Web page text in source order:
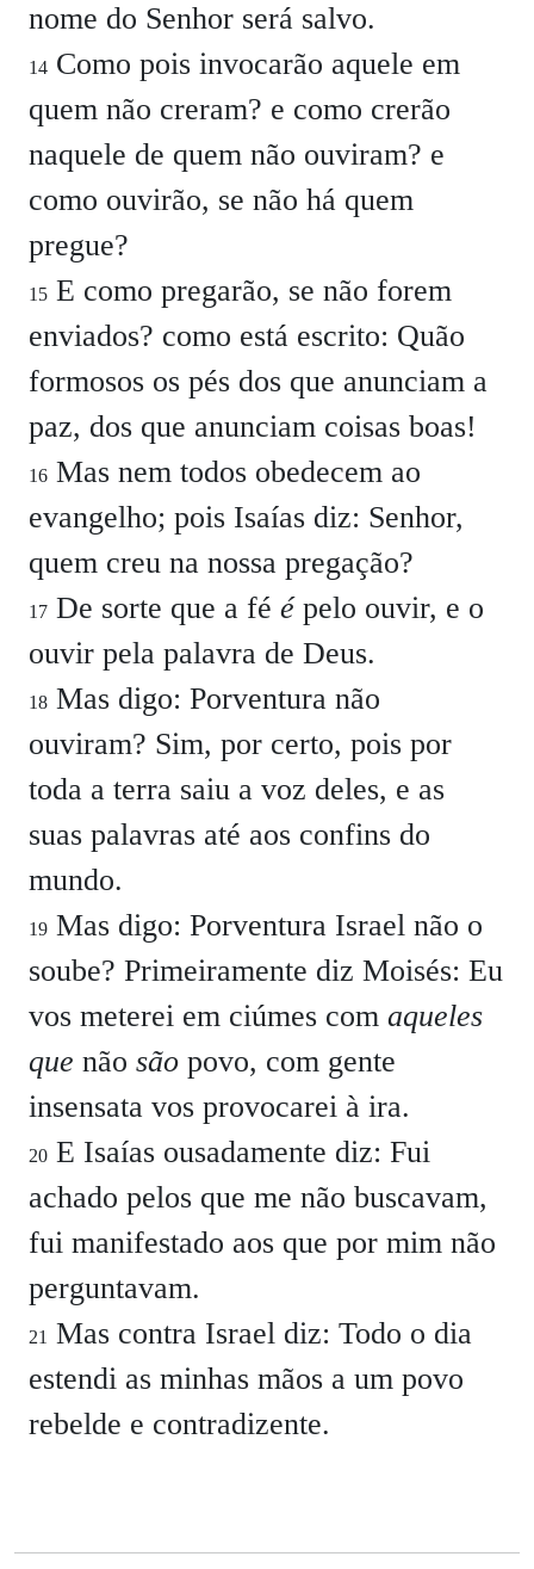
nome do Senhor será salvo.
14 Como pois invocarão aquele em
quem não creram? e como crerão
naquele de quem não ouviram? e
como ouvirão, se não há quem
pregue?
15 E como pregarão, se não forem
enviados? como está escrito: Quão
formosos os pés dos que anunciam a
paz, dos que anunciam coisas boas!
16 Mas nem todos obedecem ao
evangelho; pois Isaías diz: Senhor,
quem creu na nossa pregação?
17 De sorte que a fé épelo ouvir, e o
ouvir pela palavra de Deus.
18 Mas digo: Porventura não
ouviram? Sim, por certo, pois por
toda a terra saiu a voz deles, e as
suas palavras até aos confins do
mundo.
19 Mas digo: Porventura Israel não o
soube? Primeiramente diz Moisés: Eu
vos meterei em ciúmes com aqueles
que não são povo, com gente
insensata vos provocarei à ira.
20 E Isaías ousadamente diz: Fui
achado pelos que me não buscavam,
fui manifestado aos que por mim não
perguntavam.
21 Mas contra Israel diz: Todo o dia
estendi as minhas mãos a um povo
rebelde e contradizente.